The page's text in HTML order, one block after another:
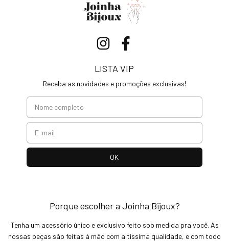
LISTA VIP
Receba as novidades e promoções exclusivas!
Porque escolher a Joinha Bijoux?
Tenha um acessório único e exclusivo feito sob medida pra você. As
nossas peças são feitas à mão com altíssima qualidade, e com todo